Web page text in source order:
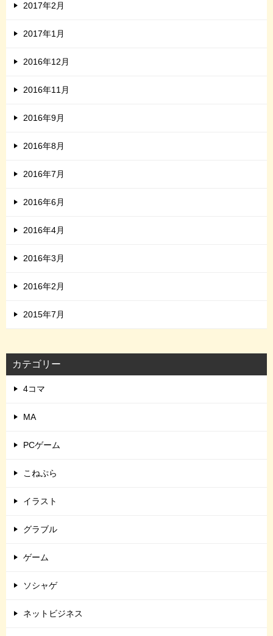
2017年2月
2017年1月
2016年12月
2016年11月
2016年9月
2016年8月
2016年7月
2016年6月
2016年4月
2016年3月
2016年2月
2015年7月
カテゴリー
4コマ
MA
PCゲーム
こねぷら
イラスト
グラブル
ゲーム
ソシャゲ
ネットビジネス